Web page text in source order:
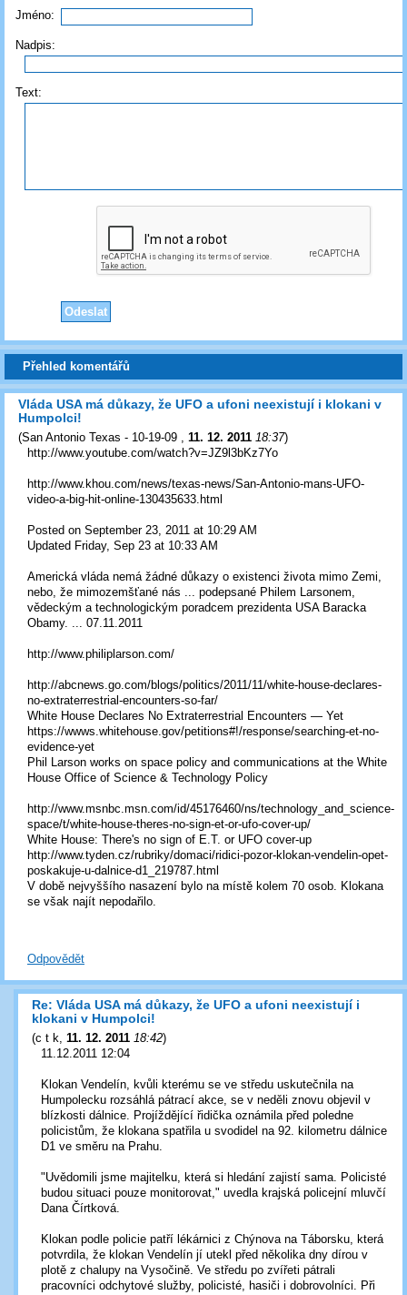
Jméno:
Nadpis:
Text:
Přehled komentářů
Vláda USA má důkazy, že UFO a ufoni neexistují i klokani v
Humpolci!
(San Antonio Texas - 10-19-09 11. 12. 2011 18:37)
http://www.youtube.com/watch?v=JZ9l3bKz7Yo
http://www.khou.com/news/texas-news/San-Antonio-mans-UFO-
video-a-big-hit-online-130435633.html
Posted on September 23, 2011 at 10:29 AM
Updated Friday, Sep 23 at 10:33 AM
Americká vláda nemá žádné důkazy o existenci života mimo Zemi,
nebo, že mimozemšťané nás ... podepsané Philem Larsonem,
vědeckým a technologickým poradcem prezidenta USA Baracka
Obamy. ... 07.11.2011
http://www.philiplarson.com/
http://abcnews.go.com/blogs/politics/2011/11/white-house-declares-
no-extraterrestrial-encounters-so-far/
White House Declares No Extraterrestrial Encounters — Yet
https://wwws.whitehouse.gov/petitions#!/response/searching-et-no-
evidence-yet
Phil Larson works on space policy and communications at the White
House Office of Science & Technology Policy
http://www.msnbc.msn.com/id/45176460/ns/technology_and_science-
space/t/white-house-theres-no-sign-et-or-ufo-cover-up/
White House: There's no sign of E.T. or UFO cover-up
http://www.tyden.cz/rubriky/domaci/ridici-pozor-klokan-vendelin-opet-
poskakuje-u-dalnice-d1_219787.html
V době nejvyššího nasazení bylo na místě kolem 70 osob. Klokana
se však najít nepodařilo.
Odpovědět
Re: Vláda USA má důkazy, že UFO a ufoni neexistují i
klokani v Humpolci!
(c t k, 11. 12. 2011 18:42)
11.12.2011 12:04
Klokan Vendelín, kvůli kterému se ve středu uskutečnila na
Humpolecku rozsáhlá pátrací akce, se v neděli znovu objevil v
blízkosti dálnice. Projíždějící řidička oznámila před poledne
policistům, že klokana spatřila u svodidel na 92. kilometru dálnice
D1 ve směru na Prahu.
"Uvědomili jsme majitelku, která si hledání zajistí sama. Policisté
budou situaci pouze monitorovat," uvedla krajská policejní mluvčí
Dana Čírtková.
Klokan podle policie patří lékárnici z Chýnova na Táborsku, která
potvrdila, že klokan Vendelín jí utekl před několika dny dírou v
plotě z chalupy na Vysočině. Ve středu po zvířeti pátrali
pracovníci odchytové služby, policisté, hasiči i dobrovolníci. Při